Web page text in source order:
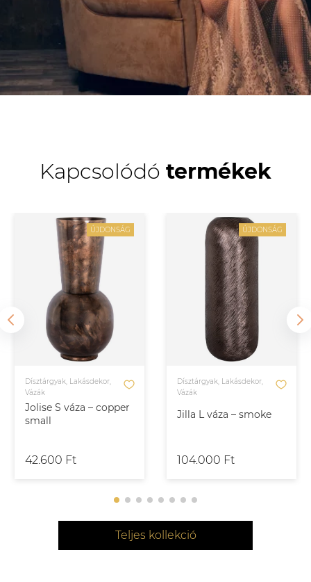
Kapcsolódó termékek
ÚJDONSÁG
Jolise S váza – copper
small
Dísztárgyak, Lakásdekor,
Vázák
42.600 Ft
ÚJDONSÁG
Jilla L váza – smoke
Dísztárgyak, Lakásdekor,
Vázák
104.000 Ft
Teljes kollekció